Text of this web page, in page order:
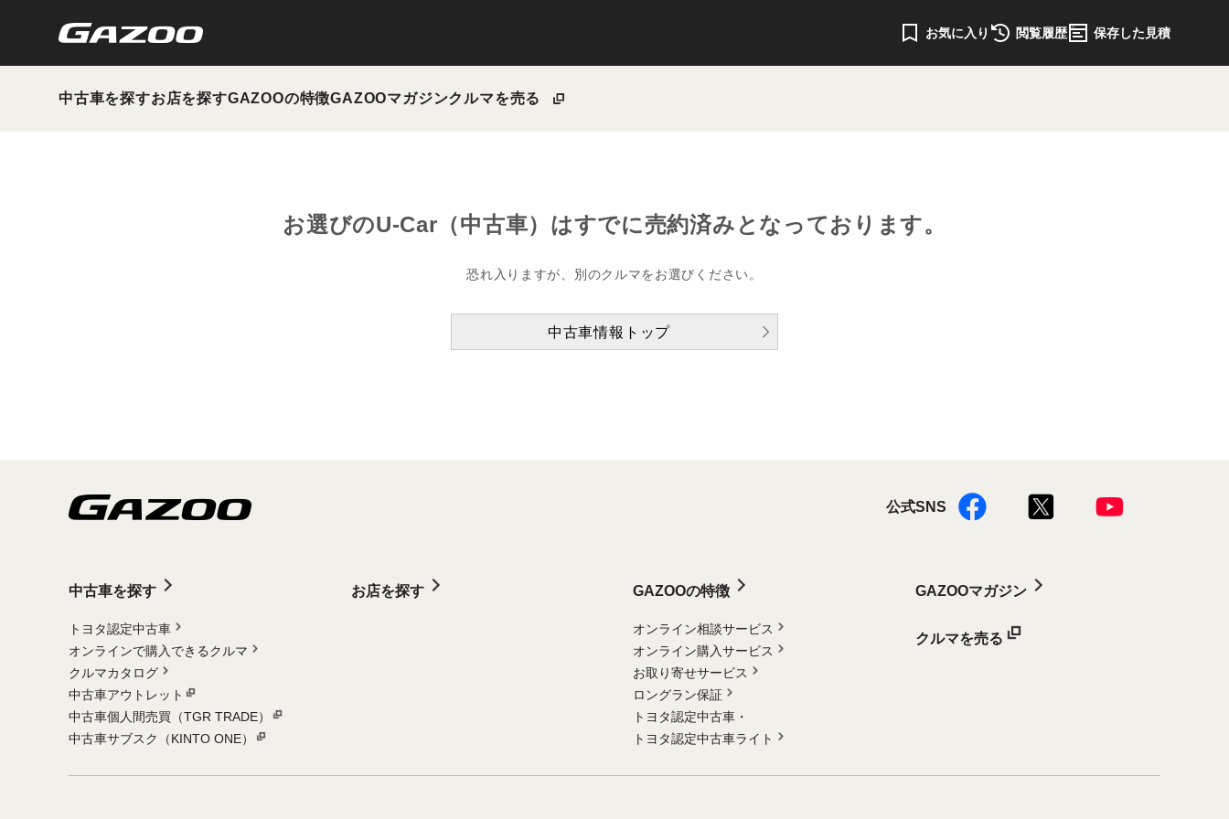
お気に入り 閲覧履歴 保存した見積
中古車を探すお店を探すGAZOOの特徴GAZOOマガジンクルマを売る
お選びのU-Car（中古車）はすでに売約済みとなっております。
恐れ入りますが、別のクルマをお選びください。
中古車情報トップ
公式SNS
中古車を探す
トヨタ認定中古車
オンラインで購入できるクルマ
クルマカタログ
中古車アウトレット
中古車個人間売買（TGR TRADE）
中古車サブスク（KINTO ONE）
お店を探す GAZOOの特徴
オンライン相談サービス
オンライン購入サービス
お取り寄せサービス
ロングラン保証
トヨタ認定中古車・
トヨタ認定中古車ライト
GAZOOマガジン
クルマを売る